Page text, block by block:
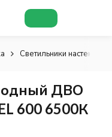
Светильники настенно-
ДВО
600 6500К